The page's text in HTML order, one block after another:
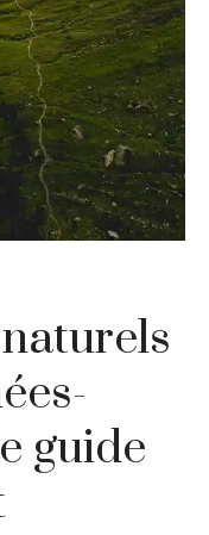
guide